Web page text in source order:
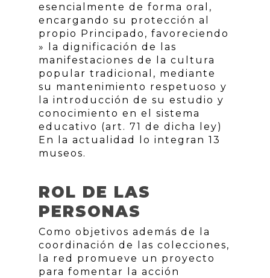
esencialmente de forma oral,
encargando su protección al
propio Principado, favoreciendo
» la dignificación de las
manifestaciones de la cultura
popular tradicional, mediante
su mantenimiento respetuoso y
la introducción de su estudio y
conocimiento en el sistema
educativo (art. 71 de dicha ley)
En la actualidad lo integran 13
museos.
ROL DE LAS
PERSONAS
Como objetivos además de la
coordinación de las colecciones,
la red promueve un proyecto
para fomentar la acción